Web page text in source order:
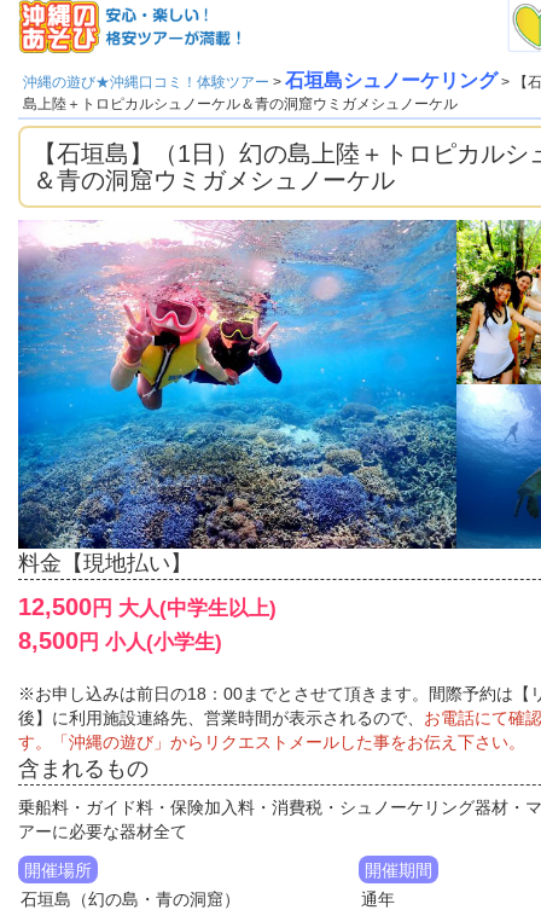
沖縄の遊び★沖縄口コミ！体験ツアー > 石垣島シュノーケリング > 【
島上陸＋トロピカルシュノーケル＆青の洞窟ウミガメシュノーケル
【石垣島】（1日）幻の島上陸＋トロピカルシ
＆青の洞窟ウミガメシュノーケル
料金【現地払い】
12,500円 大人(中学生以上)
8,500円 小人(小学生)
※お申し込みは前日の18：00までとさせて頂きます。間際予約は【
後】に利用施設連絡先、営業時間が表示されるので、 お電話にて確
す。「沖縄の遊び」からリクエストメールした事をお伝え下さい。
含まれるもの
乗船料・ガイド料・保険加入料・消費税・シュノーケリング器材・
アーに必要な器材全て
開催場所
石垣島（幻の島・青の洞窟）
開催期間
通年